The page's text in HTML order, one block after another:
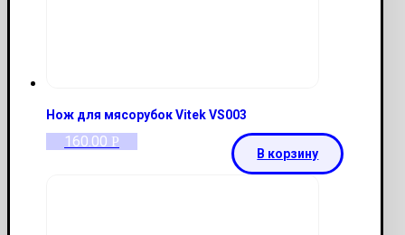
Нож для мясорубок Vitek VS003
160.00 Р
В корзину